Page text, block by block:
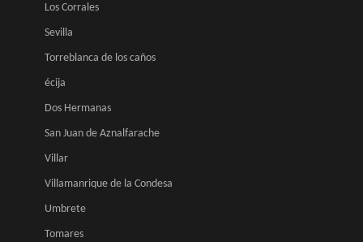
Los Corrales
Sevilla
Torreblanca de los caños
écija
Dos Hermanas
San Juan de Aznalfarache
Villar
Villamanrique de la Condesa
Umbrete
Tomares